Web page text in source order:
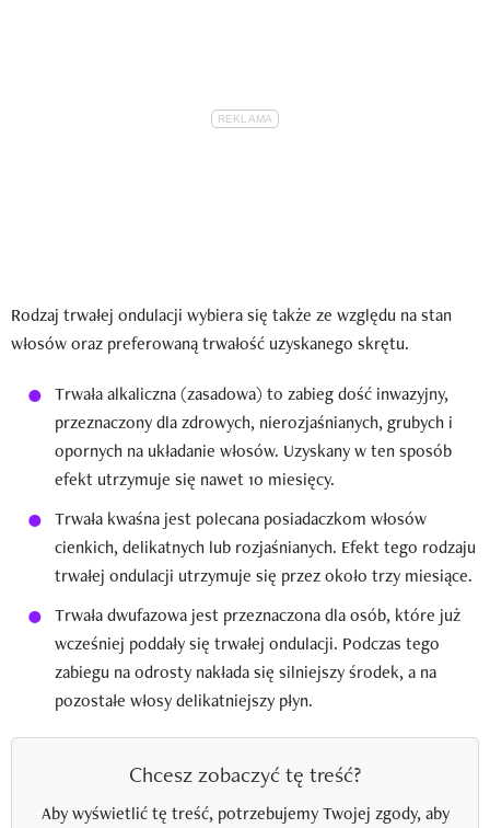
Rodzaj trwałej ondulacji wybiera się także ze względu na stan
włosów oraz preferowaną trwałość uzyskanego skrętu.
Trwała alkaliczna (zasadowa) to zabieg dość inwazyjny,
przeznaczony dla zdrowych, nierozjaśnianych, grubych i
opornych na układanie włosów. Uzyskany w ten sposób
efekt utrzymuje się nawet 10 miesięcy.
Trwała kwaśna jest polecana posiadaczkom włosów
cienkich, delikatnych lub rozjaśnianych. Efekt tego rodzaju
trwałej ondulacji utrzymuje się przez około trzy miesiące.
Trwała dwufazowa jest przeznaczona dla osób, które już
wcześniej poddały się trwałej ondulacji. Podczas tego
zabiegu na odrosty nakłada się silniejszy środek, a na
pozostałe włosy delikatniejszy płyn.
Chcesz zobaczyć tę treść?
Aby wyświetlić tę treść, potrzebujemy Twojej zgody, aby